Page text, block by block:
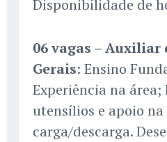
Disponibilidade de
06 vagas – Auxiliar
Gerais: Ensino
Experiência na área;
utensílios e apoio
carga/descarga.